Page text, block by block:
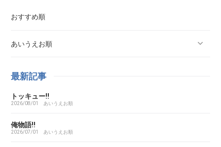
おすすめ順
あいうえお順
ああ探偵事務所
ARMS（アームズ）
あいこら
最新記事
トッキュー!!
2026/08/01 あいうえお順
俺物語!!
2026/07/01 あいうえお順